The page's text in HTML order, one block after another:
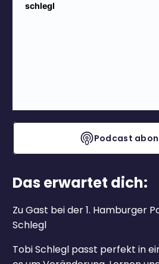
Podcast
Das erwartet dich:
Zu Gast bei der 1. Hamburger
Schlegl
Tobi Schlegl passt perfekt in